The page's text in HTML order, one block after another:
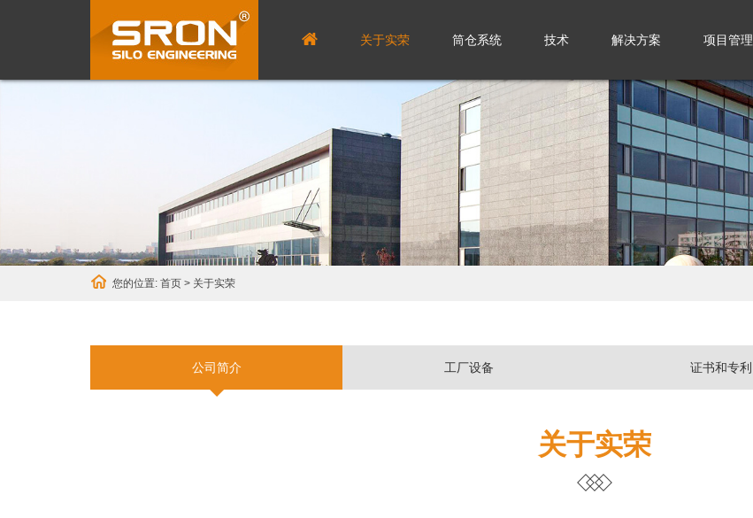
关于实荣 筒仓系统 技术 解决方案 项目管理
您的位置: 首页 > 关于实荣
公司简介 工厂设备 证书和专利
关于实荣